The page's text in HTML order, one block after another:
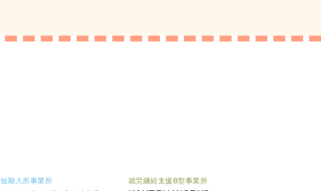
短期入所事業所 就労継続支援B型事業所